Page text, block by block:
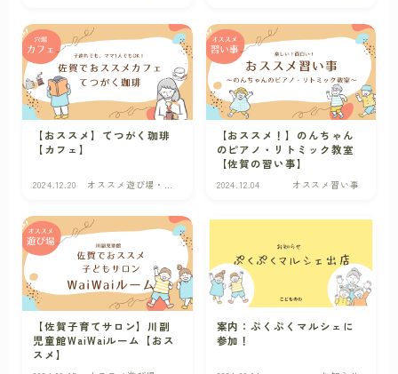
【おススメ】てつがく珈琲
【カフェ】
2024.12.20
オススメ遊び場・カ
【おススメ！】のんちゃん
のピアノ・リトミック教室
【佐賀の習い事】
2024.12.04 オススメ習い事
【佐賀子育てサロン】川副
児童館WaiWaiルーム【おス
スメ】
案内：ぷくぷくマルシェに
参加！